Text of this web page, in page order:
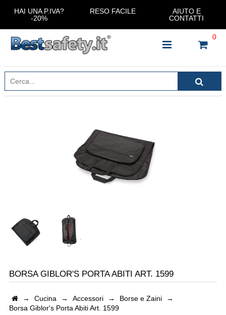
HAI UNA P.IVA?
-20%
RESO FACILE
AIUTO E
CONTATTI
0
INSERISCI IL NOME DEL PRODOTTO CHE STAI
CERCANDO
CHIUDI RICERCA
BORSA GIBLOR'S PORTA ABITI ART. 1599
→ Cucina → Accessori → Borse e Zaini
→
Borsa Giblor's Porta Abiti Art. 1599